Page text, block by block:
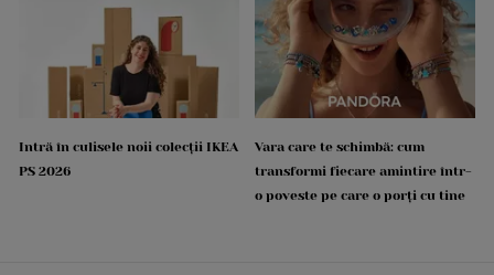
Intră în culisele noii colecții IKEA
PS 2026
Vara care te schimbă: cum
transformi fiecare amintire într-
o poveste pe care o porți cu tine